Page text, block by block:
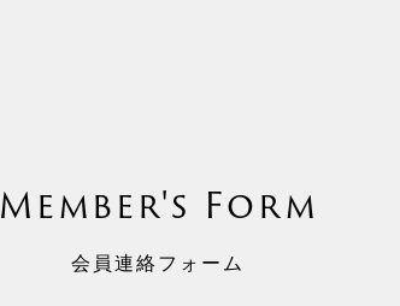
Member's Form
会員連絡フォーム